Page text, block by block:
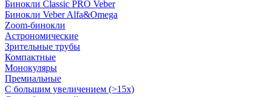
Бинокли Classic PRO Veber
Бинокли Veber Alfa&Omega
Zoom-бинокли
Астрономические
Зрительные трубы
Компактные
Монокуляры
Премиальные
С большим увеличением (>15x)